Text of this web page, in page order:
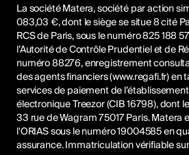
La société Matera, société par action
083,03 €, dont le siège se situe 8 cité
RCS de Paris, sous le numéro 825 188
l’Autorité de Contrôle Prudentiel et de
numéro 88276, enregistrement
des agents financiers (www.regafi.fr) en
services de paiement de
électronique Treezor (CIB 16798), dont
33 rue de Wagram 75017 Paris. Matera
l'ORIAS sous le numéro 19004585 en
assurance. Immatriculation vérifiable